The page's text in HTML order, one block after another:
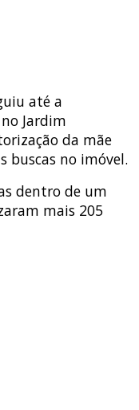
até a
Jardim
da mãe
buscas no imóvel.
dentro de um
mais 205